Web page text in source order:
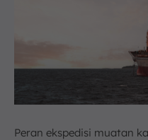
Peran ekspedisi muatan